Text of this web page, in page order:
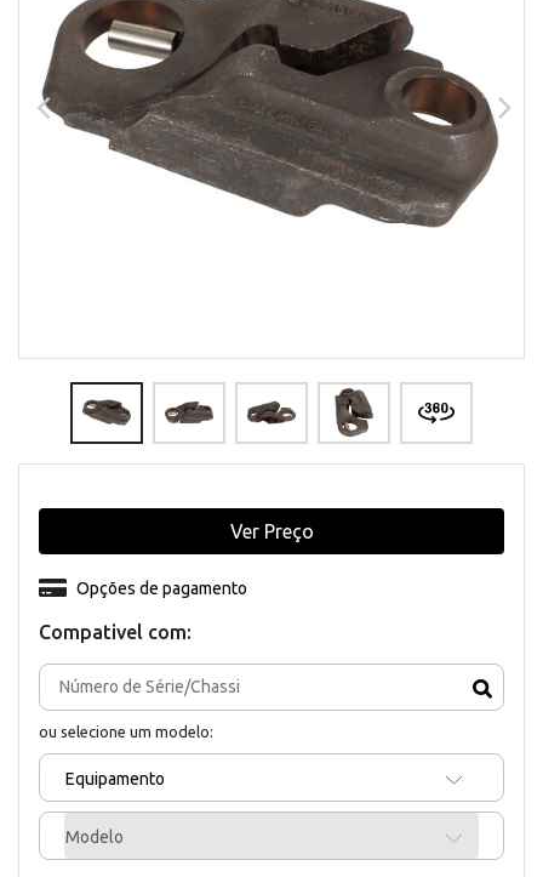
Compativel com:
ou selecione um modelo:
Equipamento
Modelo
Opções de pagamento
Ver Preço